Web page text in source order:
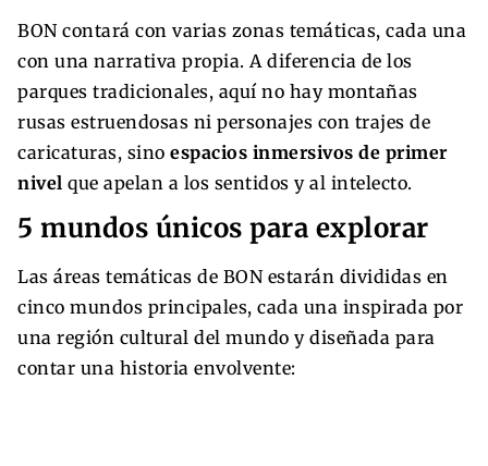
BON contará con varias zonas temáticas, cada una
con una narrativa propia. A diferencia de los
parques tradicionales, aquí no hay montañas
rusas estruendosas ni personajes con trajes de
caricaturas, sino espacios inmersivos de primer
nivel que apelan a los sentidos y al intelecto.
5 mundos únicos para explorar
Las áreas temáticas de BON estarán divididas en
cinco mundos principales, cada una inspirada por
una región cultural del mundo y diseñada para
contar una historia envolvente: